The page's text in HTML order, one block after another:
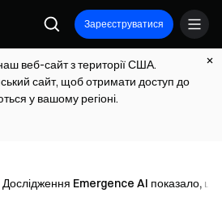
Зареєструватися
веб-сайт з території США.
сайт, щоб отримати доступ до
у вашому регіоні.
Дослідження Emergence AI показало, що